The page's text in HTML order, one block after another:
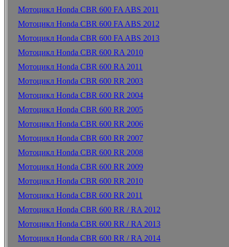
Мотоцикл Honda CBR 600 FA ABS 2011
Мотоцикл Honda CBR 600 FA ABS 2012
Мотоцикл Honda CBR 600 FA ABS 2013
Мотоцикл Honda CBR 600 RA 2010
Мотоцикл Honda CBR 600 RA 2011
Мотоцикл Honda CBR 600 RR 2003
Мотоцикл Honda CBR 600 RR 2004
Мотоцикл Honda CBR 600 RR 2005
Мотоцикл Honda CBR 600 RR 2006
Мотоцикл Honda CBR 600 RR 2007
Мотоцикл Honda CBR 600 RR 2008
Мотоцикл Honda CBR 600 RR 2009
Мотоцикл Honda CBR 600 RR 2010
Мотоцикл Honda CBR 600 RR 2011
Мотоцикл Honda CBR 600 RR / RA 2012
Мотоцикл Honda CBR 600 RR / RA 2013
Мотоцикл Honda CBR 600 RR / RA 2014